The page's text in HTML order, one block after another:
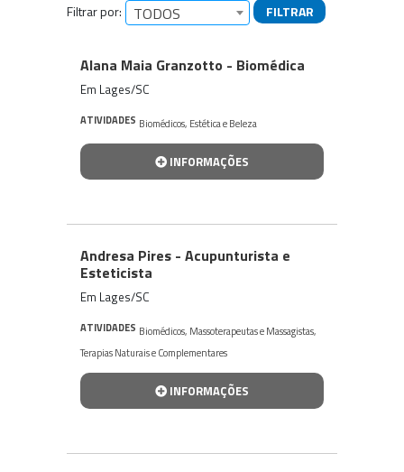
Filtrar por: TODOS FILTRAR
Empresas encontradas
Alana Maia Granzotto - Biomédica
Em Lages/SC
ATIVIDADES Biomédicos, Estética e Beleza
INFORMAÇÕES
Andresa Pires - Acupunturista e
Esteticista
Em Lages/SC
ATIVIDADES Biomédicos, Massoterapeutas e Massagistas,
Terapias Naturais e Complementares
INFORMAÇÕES